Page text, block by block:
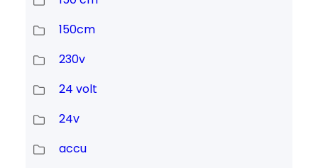
150cm
230v
24 volt
24v
accu